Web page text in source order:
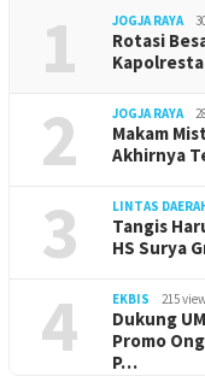
1 JOGJA RAYA
Rotasi
2 JOGJA RAYA
Makam
Akhirnya
3 LINTAS
Tangis
HS Surya
4 EKBIS 215
Dukung
Promo
P…